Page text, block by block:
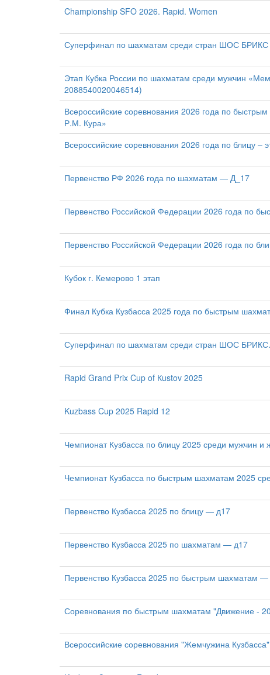
Championship SFO 2026. Rapid. Women
Суперфинал по шахматам среди стран ШОС
Этап Кубка России по шахматам среди мужчин
2088540020046514)
Всероссийские соревнования 2026 года по
Р.М. Кура»
Всероссийские соревнования 2026 года по блицу
Первенство РФ 2026 года по шахматам — Д_17
Первенство Российской Федерации 2026 года по
Первенство Российской Федерации 2026 года по
Кубок г. Кемерово 1 этап
Финал Кубка Кузбасса 2025 года по быстрым
Суперфинал по шахматам среди стран ШОС
Rapid Grand Prix Cup of Кustov 2025
Kuzbass Cup 2025 Rapid 12
Чемпионат Кузбасса по блицу 2025 среди мужчин и
Чемпионат Кузбасса по быстрым шахматам 2025
Первенство Кузбасса 2025 по блицу — д17
Первенство Кузбасса 2025 по шахматам — д17
Первенство Кузбасса 2025 по быстрым шахматам
Соревнования по быстрым шахматам "Движение -
Всероссийские соревнования "Жемчужина Кузбасса"